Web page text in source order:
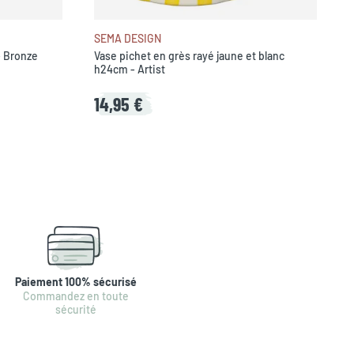
Bronze
SEMA DESIGN
Vase pichet en grès rayé jaune et blanc
h24cm - Artist
14,95 €
Paiement 100% sécurisé
Commandez en toute
sécurité